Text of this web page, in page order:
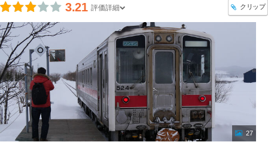
3.21 評価詳細 クリップ
27